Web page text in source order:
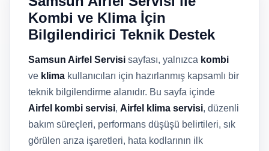
Kombi ve Klima İçin
Bilgilendirici Teknik Destek
Samsun Airfel Servisi sayfası, yalnızca kombi
ve klima kullanıcıları için hazırlanmış kapsamlı bir
teknik bilgilendirme alanıdır. Bu sayfa içinde
Airfel kombi servisi, Airfel klima servisi, düzenli
bakım süreçleri, performans düşüşü belirtileri, sık
görülen arıza işaretleri, hata kodlarının ilk